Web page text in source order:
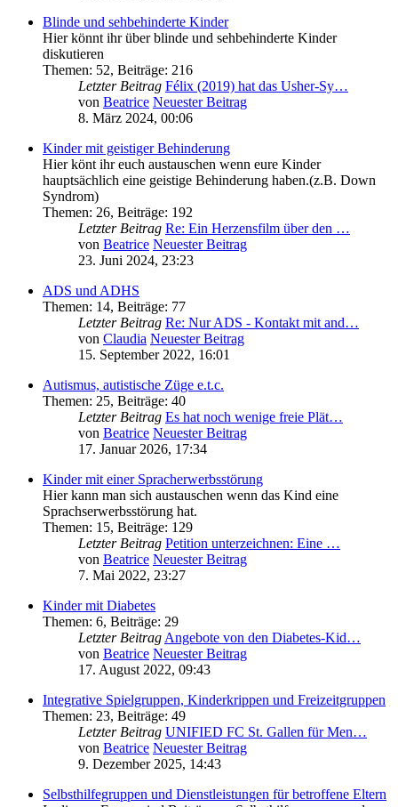
Blinde und sehbehinderte Kinder
Hier könnt ihr über blinde und sehbehinderte Kinder
diskutieren
Themen: 52, Beiträge: 216
Letzter Beitrag Félix (2019) hat das Usher-Sy…
von Beatrice Neuester Beitrag
8. März 2024, 00:06
Kinder mit geistiger Behinderung
Hier könt ihr euch austauschen wenn eure Kinder
hauptsächlich eine geistige Behinderung haben.(z.B. Down
Syndrom)
Themen: 26, Beiträge: 192
Letzter Beitrag Re: Ein Herzensfilm über den …
von Beatrice Neuester Beitrag
23. Juni 2024, 23:23
ADS und ADHS
Themen: 14, Beiträge: 77
Letzter Beitrag Re: Nur ADS - Kontakt mit and…
von Claudia Neuester Beitrag
15. September 2022, 16:01
Autismus, autistische Züge e.t.c.
Themen: 25, Beiträge: 40
Letzter Beitrag Es hat noch wenige freie Plät…
von Beatrice Neuester Beitrag
17. Januar 2026, 17:34
Kinder mit einer Spracherwerbsstörung
Hier kann man sich austauschen wenn das Kind eine
Sprachserwerbsstörung hat.
Themen: 15, Beiträge: 129
Letzter Beitrag Petition unterzeichnen: Eine …
von Beatrice Neuester Beitrag
7. Mai 2022, 23:27
Kinder mit Diabetes
Themen: 6, Beiträge: 29
Letzter Beitrag Angebote von den Diabetes-Kid…
von Beatrice Neuester Beitrag
17. August 2022, 09:43
Integrative Spielgruppen, Kinderkrippen und Freizeitgruppen
Themen: 23, Beiträge: 49
Letzter Beitrag UNIFIED FC St. Gallen für Men…
von Beatrice Neuester Beitrag
9. Dezember 2025, 14:43
Selbsthilfegruppen und Dienstleistungen für betroffene Eltern